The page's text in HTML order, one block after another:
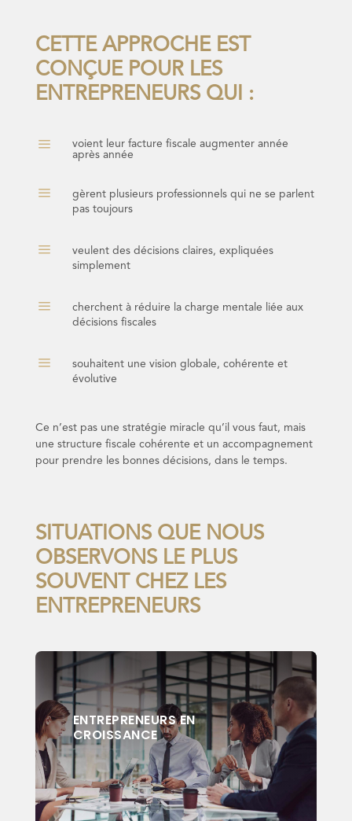
CETTE APPROCHE EST
CONÇUE POUR LES
ENTREPRENEURS QUI :
a
voient leur facture fiscale augmenter année
après année
a
gèrent plusieurs professionnels qui ne se parlent
pas toujours
a
veulent des décisions claires, expliquées
simplement
a
cherchent à réduire la charge mentale liée aux
décisions fiscales
a
souhaitent une vision globale, cohérente et
évolutive
Ce n’est pas une stratégie miracle qu’il vous faut, mais
une structure fiscale cohérente et un accompagnement
pour prendre les bonnes décisions, dans le temps.
SITUATIONS QUE NOUS
OBSERVONS LE PLUS
SOUVENT CHEZ LES
ENTREPRENEURS
ENTREPRENEURS EN
CROISSANCE